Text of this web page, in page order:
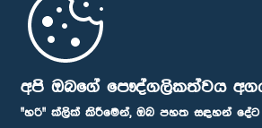
අපි ඔබගේ පෞද්ගලිකත්වය
"හරි" ක්ලික් කිරීමෙන්, ඔබ පහත සඳහන්
මුල් පිටුව
පාර්ලිමේන්තු ජංගම යෙදුම